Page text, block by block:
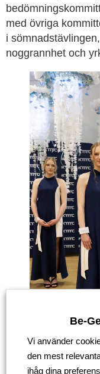
med övriga
i
noggrannhet och
Be-
Vi använder
den mest
ihåg dina